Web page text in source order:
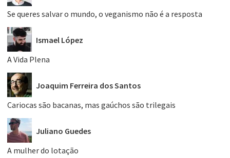
Se queres salvar o mundo, o veganismo não é a resposta
Ismael López
A Vida Plena
Joaquim Ferreira dos Santos
Cariocas são bacanas, mas gaúchos são trilegais
Juliano Guedes
A mulher do lotação